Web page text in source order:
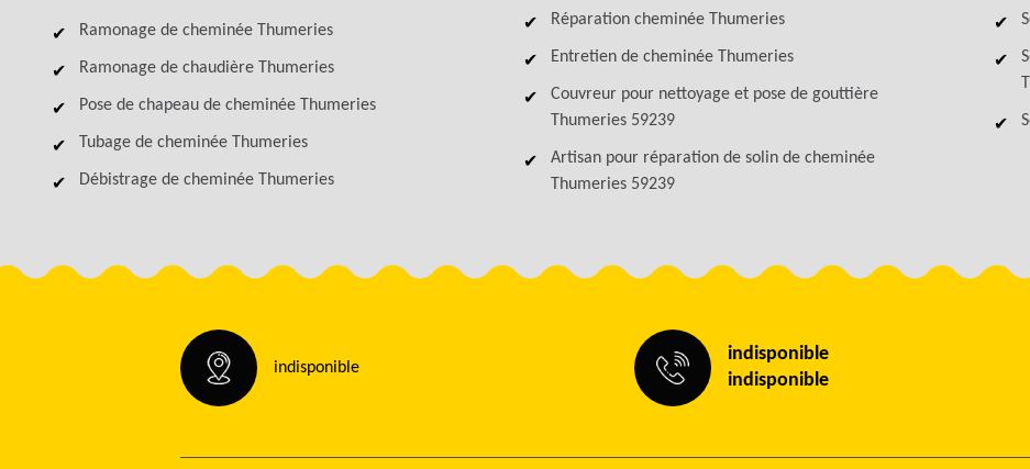
Ramonage de cheminée Thumeries
Ramonage de chaudière Thumeries
Pose de chapeau de cheminée Thumeries
Tubage de cheminée Thumeries
Débistrage de cheminée Thumeries
Réparation cheminée Thumeries
Entretien de cheminée Thumeries
Couvreur pour nettoyage et pose de gouttière
Thumeries 59239
Artisan pour réparation de solin de cheminée
Thumeries 59239
indisponible
indisponible
indisponible